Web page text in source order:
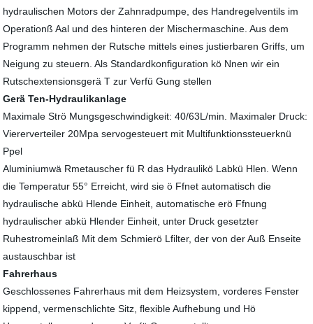
hydraulischen Motors der Zahnradpumpe, des Handregelventils im
Operationß Aal und des hinteren der Mischermaschine. Aus dem
Programm nehmen der Rutsche mittels eines justierbaren Griffs, um
Neigung zu steuern. Als Standardkonfiguration kö Nnen wir ein
Rutschextensionsgerä T zur Verfü Gung stellen
Gerä Ten-Hydraulikanlage
Maximale Strö Mungsgeschwindigkeit: 40/63L/min. Maximaler Druck:
Viererverteiler 20Mpa servogesteuert mit Multifunktionssteuerknü
Ppel
Aluminiumwä Rmetauscher fü R das Hydraulikö Labkü Hlen. Wenn
die Temperatur 55° Erreicht, wird sie ö Ffnet automatisch die
hydraulische abkü Hlende Einheit, automatische erö Ffnung
hydraulischer abkü Hlender Einheit, unter Druck gesetzter
Ruhestromeinlaß Mit dem Schmierö Lfilter, der von der Auß Enseite
austauschbar ist
Fahrerhaus
Geschlossenes Fahrerhaus mit dem Heizsystem, vorderes Fenster
kippend, vermenschlichte Sitz, flexible Aufhebung und Hö